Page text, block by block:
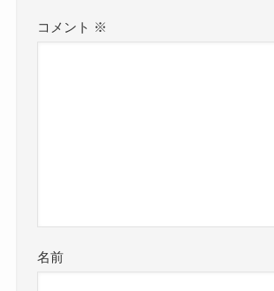
コメント ※
名前